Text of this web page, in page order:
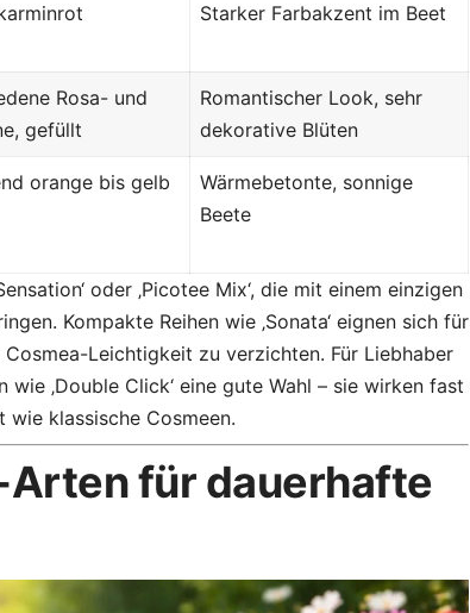
Starker Farbakzent im Beet
Rosa- und
gefüllt
Romantischer Look, sehr
dekorative Blüten
orange bis gelb
Wärmebetonte, sonnige
Beete
oder ‚Picotee Mix‘, die mit einem einzigen
Kompakte Reihen wie ‚Sonata‘ eignen sich für
Leichtigkeit zu verzichten. Für Liebhaber
‚Double Click‘ eine gute Wahl – sie wirken fast
klassische Cosmeen.
für dauerhafte